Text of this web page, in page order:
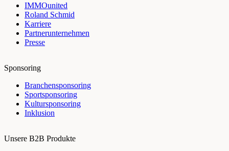
IMMOunited
Roland Schmid
Karriere
Partnerunternehmen
Presse
Sponsoring
Branchensponsoring
Sportsponsoring
Kultursponsoring
Inklusion
Unsere B2B Produkte